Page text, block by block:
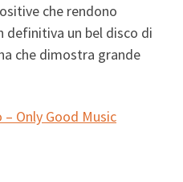
che rendono
definitiva un bel disco di
che dimostra grande
Only Good Music